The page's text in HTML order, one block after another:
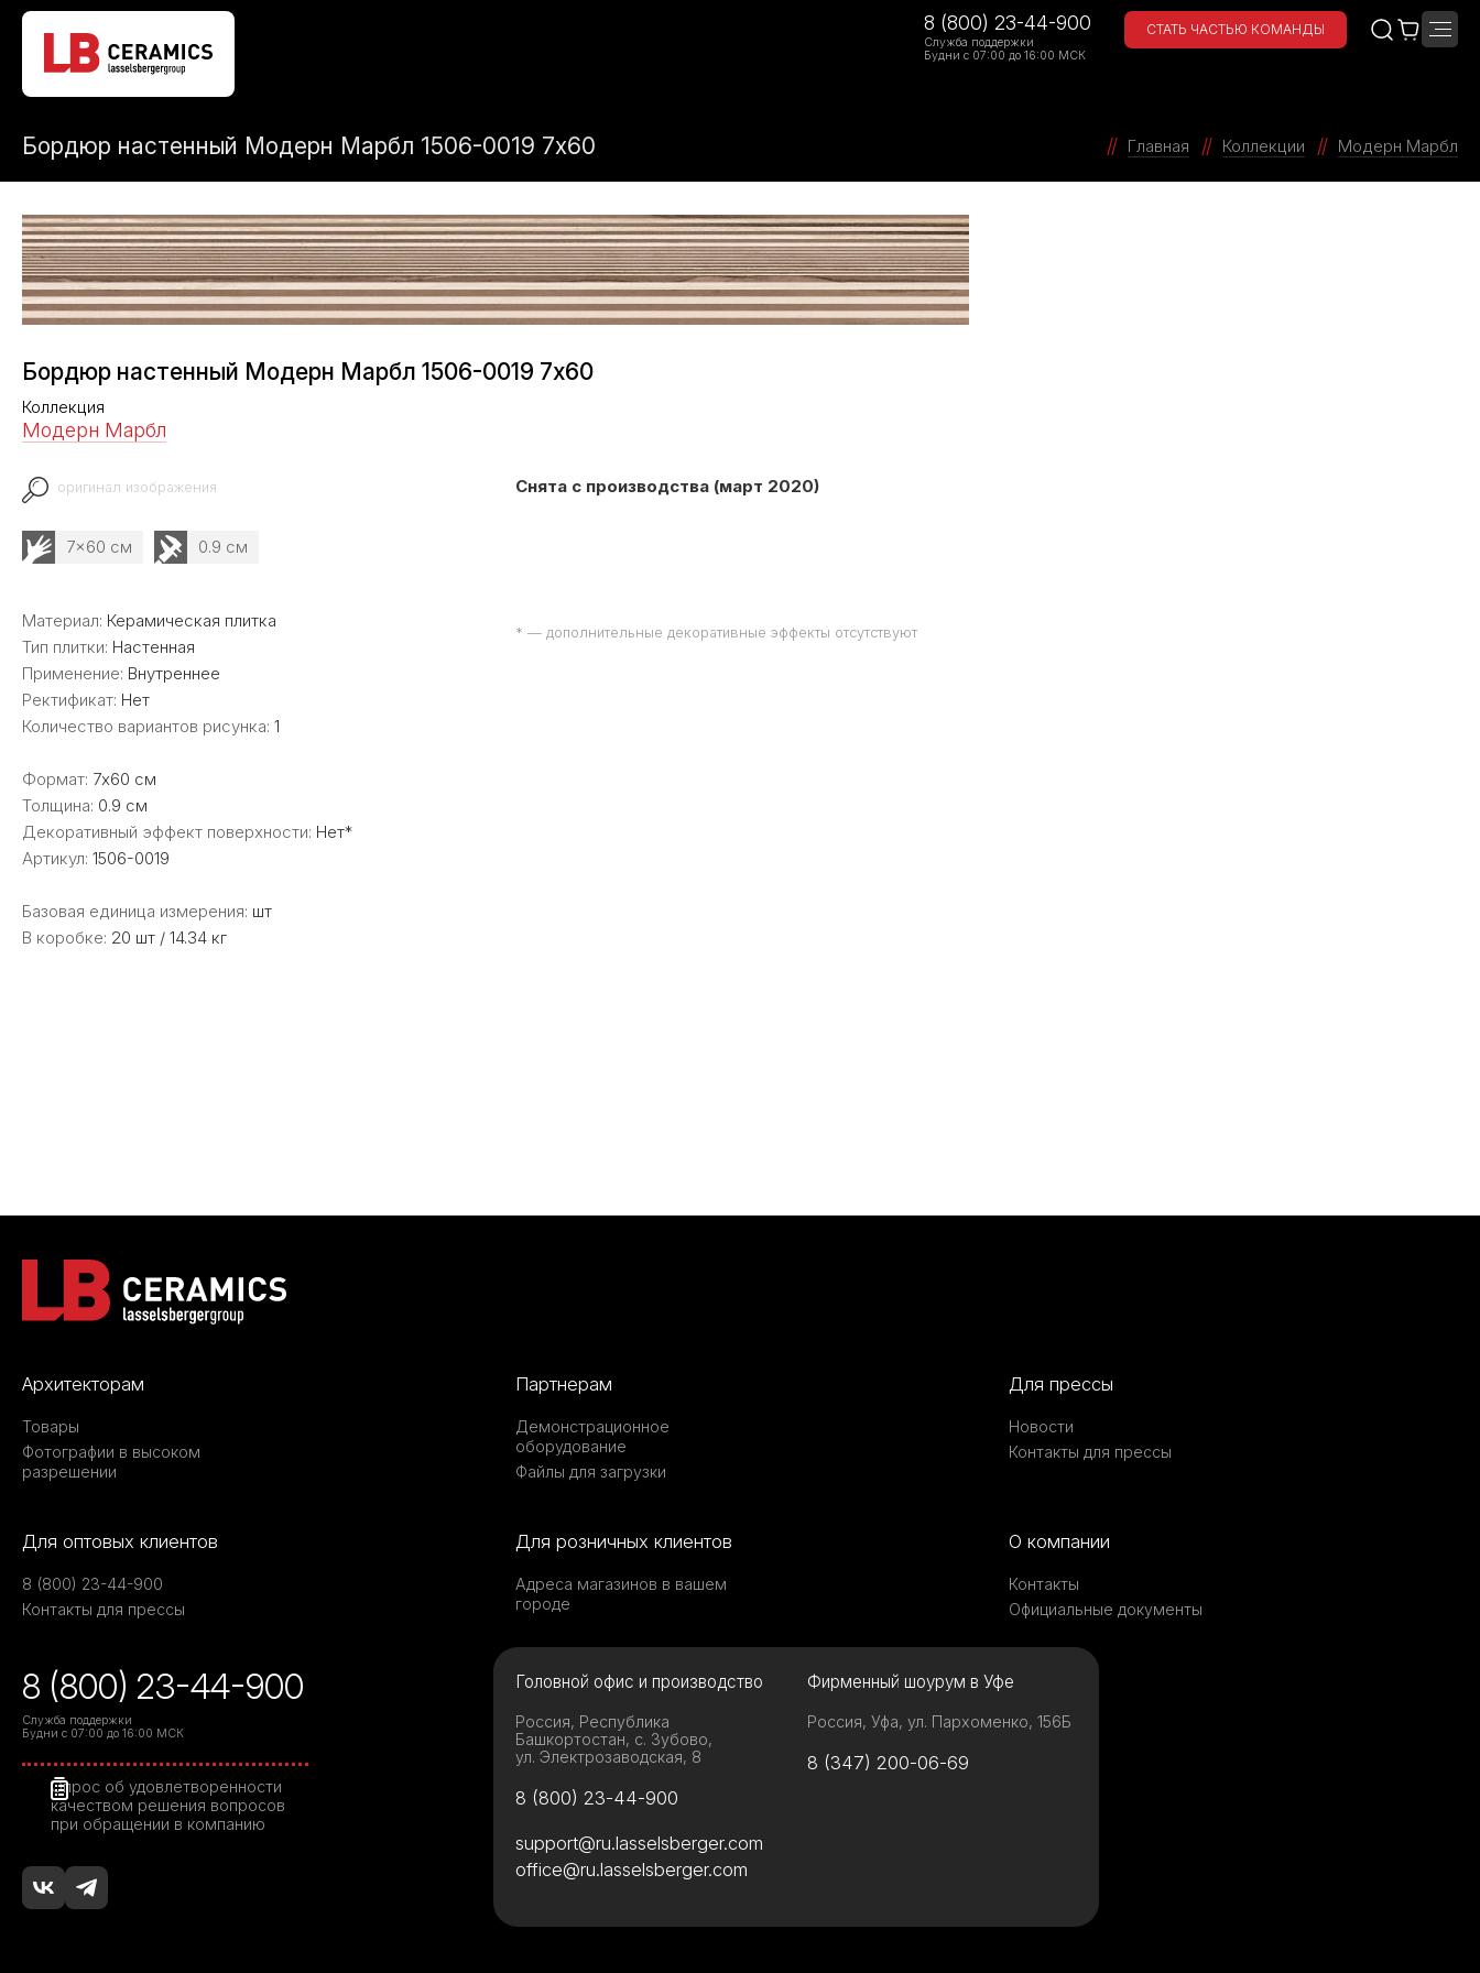
8 (800) 23-44-900
Служба поддержки
Будни с 07:00 до 16:00 МСК
СТАТЬ ЧАСТЬЮ КОМАНДЫ
Бордюр настенный Модерн Марбл 1506-0019 7x60 Главная Коллекции Модерн Марбл
Бордюр настенный Модерн Марбл 1506-0019 7x60
Коллекция
Модерн Марбл
оригинал изображения
7x60 см 0.9 см
Снята с производства (март 2020)
Материал: Керамическая плитка
Тип плитки: Настенная
Применение: Внутреннее
Ректификат: Нет
Количество вариантов рисунка: 1
Формат: 7x60 см
Толщина: 0.9 см
Декоративный эффект поверхности: Нет*
Артикул: 1506-0019
Базовая единица измерения: шт
В коробке: 20 шт / 14.34 кг
* — дополнительные декоративные эффекты отсутствуют
Архитекторам
Товары
Фотографии в высоком
разрешении
Партнерам
Демонстрационное
оборудование
Файлы для загрузки
Для прессы
Новости
Контакты для прессы
Для оптовых клиентов
8 (800) 23-44-900
Контакты для прессы
Для розничных клиентов
Адреса магазинов в вашем
городе
О компании
Контакты
Официальные документы
8 (800) 23-44-900
Служба поддержки
Будни с 07:00 до 16:00 МСК
Опрос об удовлетворенности
качеством решения вопросов
при обращении в компанию
Головной офис и производство
Россия, Республика
Башкортостан, с. Зубово,
ул. Электрозаводская, 8
8 (800) 23-44-900
Фирменный шоурум в Уфе
Россия, Уфа, ул. Пархоменко, 156Б
8 (347) 200-06-69
support@ru.lasselsberger.com
office@ru.lasselsberger.com